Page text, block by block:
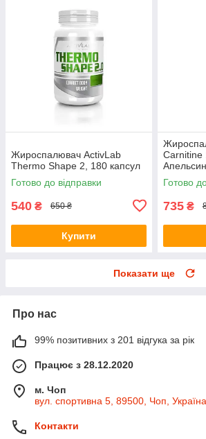
Жироспалювач ActivLab
Thermo Shape 2, 180 капсул
Готово до відправки
540 ₴ 650 ₴
Купити
Carnitine
Апельсин
Готово
735 ₴
Показати ще
Про нас
99% позитивних з 201 відгука за рік
Працює з 28.12.2020
м. Чоп
вул. спортивна 5, 89500, Чоп, Україна
Контакти